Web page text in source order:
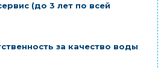
(до 3 лет по всей
за качество воды